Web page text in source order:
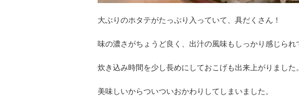
大ぶりのホタテがたっぷり入っていて、具だくさん！
味の濃さがちょうど良く、出汁の風味もしっかり感じられ
炊き込み時間を少し長めにしておこげも出来上がりました。
美味しいからついついおかわりしてしまいました。